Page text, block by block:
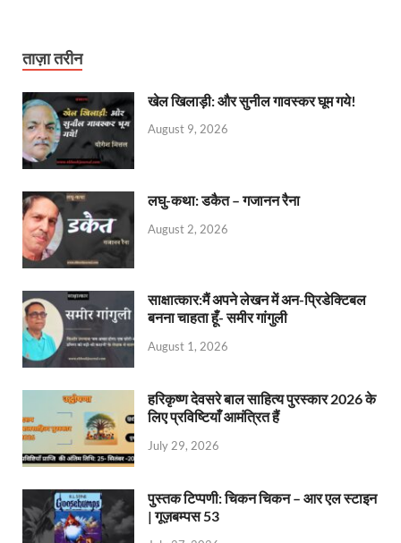
ताज़ा तरीन
खेल खिलाड़ी: और सुनील गावस्कर घूम गये!
August 9, 2026
लघु-कथा: डकैत – गजानन रैना
August 2, 2026
साक्षात्कार:मैं अपने लेखन में अन-प्रिडेक्टिबल
बनना चाहता हूँ- समीर गांगुली
August 1, 2026
हरिकृष्ण देवसरे बाल साहित्य पुरस्कार 2026 के
लिए प्रविष्टियाँ आमंत्रित हैं
July 29, 2026
पुस्तक टिप्पणी: चिकन चिकन – आर एल स्टाइन
| गूज़बम्पस 53